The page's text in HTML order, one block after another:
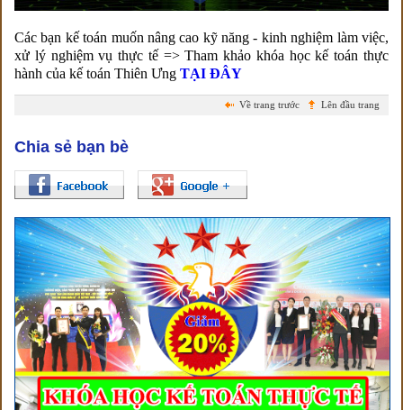
Các bạn kế toán muốn nâng cao kỹ năng - kinh nghiệm làm việc,
xử lý nghiệm vụ thực tế => Tham khảo khóa học kế toán thực
hành của kế toán Thiên Ưng TẠI ĐÂY
Lên đầu trang
Về trang trước
Chia sẻ bạn bè